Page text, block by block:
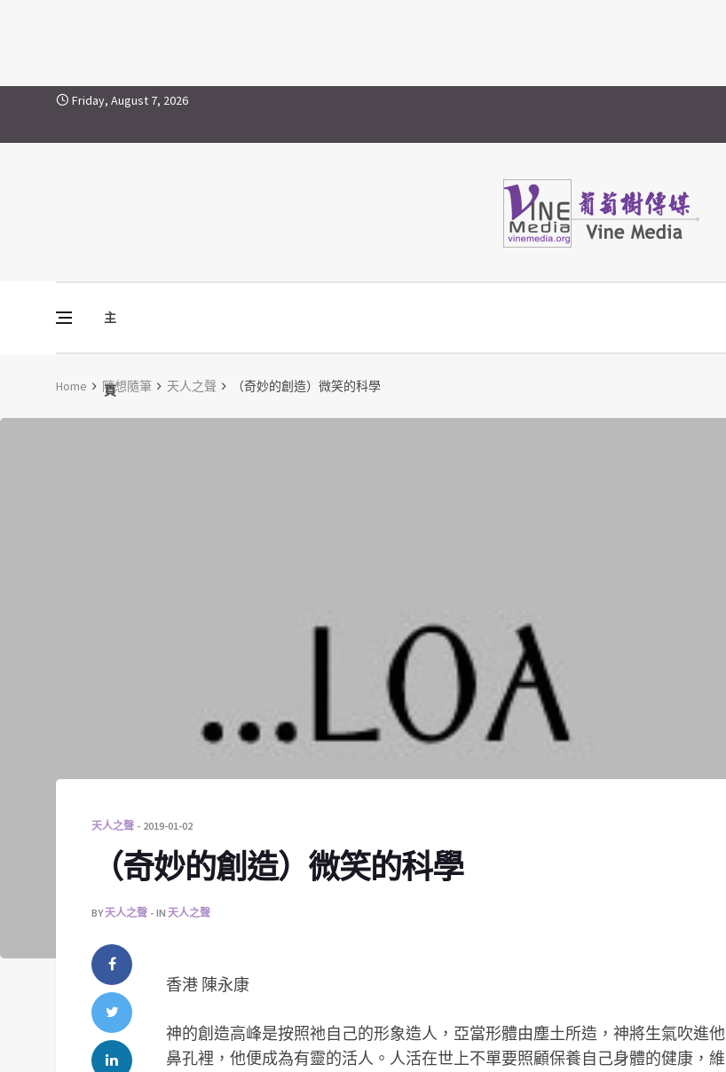
Skip to contentFriday, August 7, 2026
主
頁
Vine Media
葡萄樹傳媒
Home 隨想隨筆 天人之聲 （奇妙的創造）微笑的科學
天人之聲 2019-01-02
（奇妙的創造）微笑的科學
BY天人之聲 IN 天人之聲
香港 陳永康
神的創造高峰是按照祂自己的形象造人，亞當形體由塵土所造，神將生氣吹進他
鼻孔裡，他便成為有靈的活人。人活在世上不單要照顧保養自己身體的健康，維